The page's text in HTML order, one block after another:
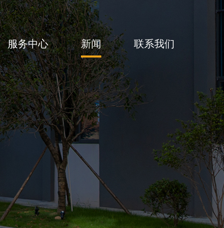
服务中心 新闻 联系我们